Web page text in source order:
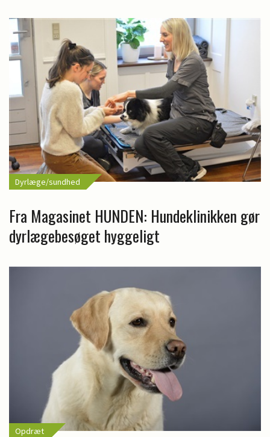
Dyrlæge/sundhed
Fra Magasinet HUNDEN: Hundeklinikken gør
dyrlægebesøget hyggeligt
Opdræt